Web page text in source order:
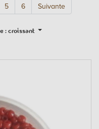
5 6 Suivante
: croissant